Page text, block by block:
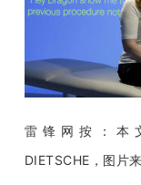
活
动
雷锋网按：本
DIETSCHE，图片